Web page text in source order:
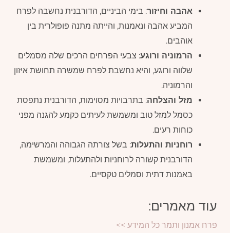
אהבה וחיזור: בימי הביניים, הדורבנית נחשבה לפרח
המביע אהבה ונאמנות, והייתה מתנה פופולרית בין
אוהבים.
הרמוניה ורוגע: צבעי הפרחים הרכים שלה מסמלים
שלווה ורוגע, והיא נחשבת לפרח שמשרה תחושת איזון
והרמוניה.
מזל והצלחה: בתרבויות מסוימות, הדורבנית נתפסת
כסמל למזל טוב ומשמשת לעיתים כקמע להגנה מפני
כוחות רעים.
רוחניות והתעלות: בשל צורתה הגבוהה והמרשימה,
הדורבנית קשורה לרוחניות ולהתעלות, ומשמשת
באמנות דתית וסמלים טקסיים.
עוד מאמרים:
פרח אמנון ותמר כל המידע >>